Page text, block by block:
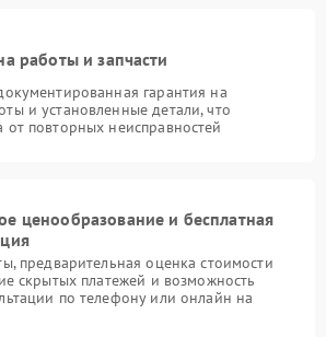
работы и запчасти
гарантия на
и установленные детали, что
повторных неисправностей
ценообразование и бесплатная
предварительная оценка стоимости
скрытых платежей и возможность
по телефону или онлайн на